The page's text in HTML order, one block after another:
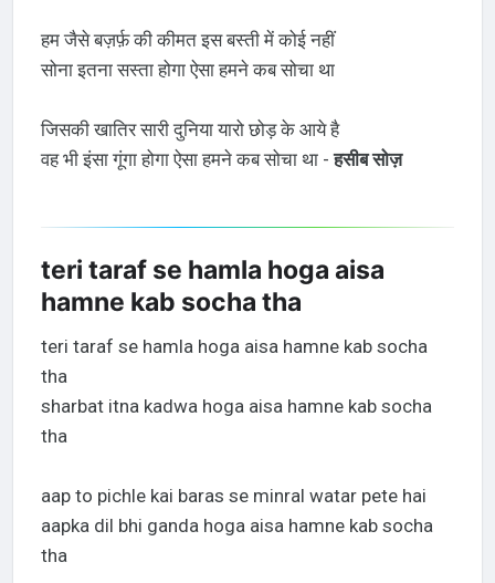
हम जैसे बज़र्फ़ की कीमत इस बस्ती में कोई नहीं
सोना इतना सस्ता होगा ऐसा हमने कब सोचा था
जिसकी खातिर सारी दुनिया यारो छोड़ के आये है
वह भी इंसा गूंगा होगा ऐसा हमने कब सोचा था -हसीब सोज़
teri taraf se hamla hoga aisa
hamne kab socha tha
teri taraf se hamla hoga aisa hamne kab socha
tha
sharbat itna kadwa hoga aisa hamne kab socha
tha
aap to pichle kai baras se minral watar pete hai
aapka dil bhi ganda hoga aisa hamne kab socha
tha